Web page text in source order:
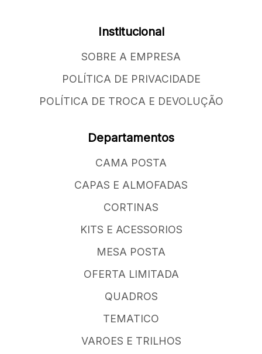
Institucional
SOBRE A EMPRESA
POLÍTICA DE PRIVACIDADE
POLÍTICA DE TROCA E DEVOLUÇÃO
Departamentos
CAMA POSTA
CAPAS E ALMOFADAS
CORTINAS
KITS E ACESSORIOS
MESA POSTA
OFERTA LIMITADA
QUADROS
TEMATICO
VAROES E TRILHOS